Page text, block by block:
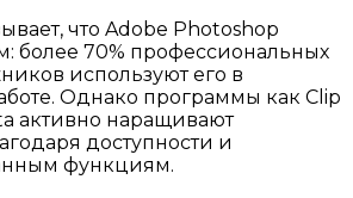
что Adobe Photoshop
более 70% профессиональных
используют его в
Однако программы как Clip
активно наращивают
доступности и
функциям.